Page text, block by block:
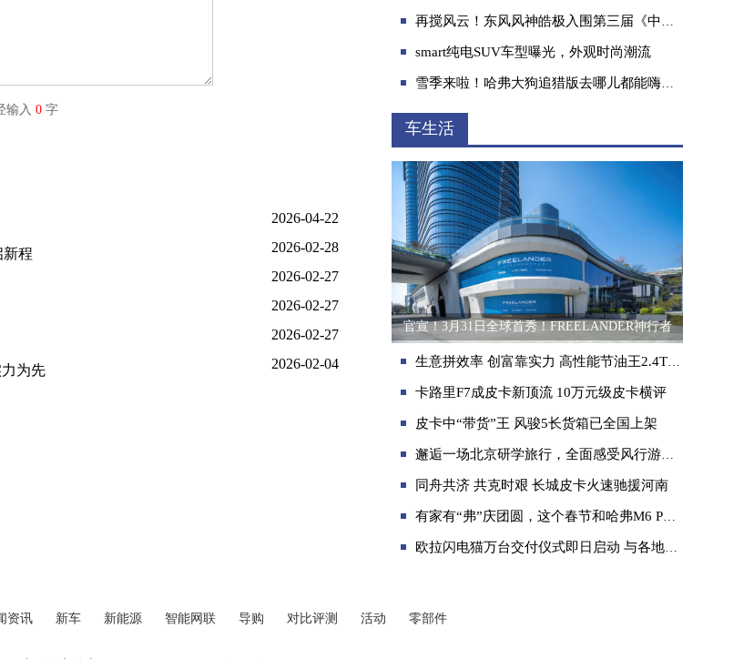
入 0 字
2026-04-22
新程 2026-02-28
2026-02-27
2026-02-27
2026-02-27
为先 2026-02-04
再搅风云！东风风神皓极入围第三届《中国汽车风云盛典》
smart纯电SUV车型曝光，外观时尚潮流
雪季来啦！哈弗大狗追猎版去哪儿都能嗨翻全场
车生活
官宣！3月31日全球首秀！FREELANDER神行者
生意拼效率 创富靠实力 高性能节油王2.4T商用炮陪你拼出好“钱”程
卡路里F7成皮卡新顶流 10万元级皮卡横评
皮卡中“带货”王 风骏5长货箱已全国上架
邂逅一场北京研学旅行，全面感受风行游艇的纯粹家用属性
同舟共济 共克时艰 长城皮卡火速驰援河南
有家有“弗”庆团圆，这个春节和哈弗M6 PLUS一起回家
欧拉闪电猫万台交付仪式即日启动 与各地车主携手探寻美好生活半径
资讯 新车 新能源 智能网联 导购 对比评测 活动 零部件